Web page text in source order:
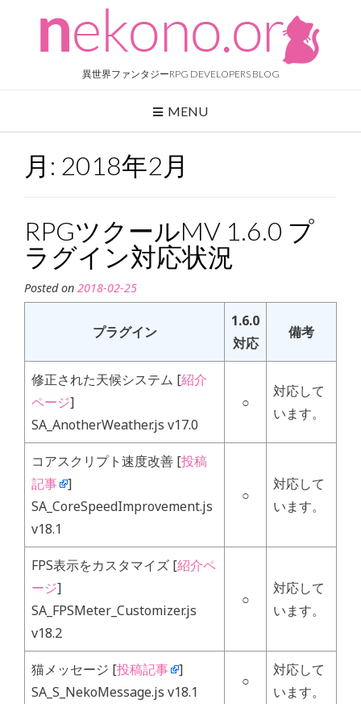
content
異世界ファンタジーRPG DEVELOPERS BLOG
MENU
月: 2018年2月
RPGツクールMV 1.6.0 プ
ラグイン対応状況
Posted on 2018-02-25
プラグイン
1.6.0
対応
備考
修正された天候システム [紹介
ページ]
SA_AnotherWeather.js v17.0
○
対応して
います。
コアスクリプト速度改善 [投稿
記事 ]
SA_CoreSpeedImprovement.js
v18.1
○
対応して
います。
FPS表示をカスタマイズ [紹介ペ
ージ]
SA_FPSMeter_Customizer.js
v18.2
○
対応して
います。
猫メッセージ [投稿記事 ]
SA_S_NekoMessage.js v18.1
○
対応して
います。